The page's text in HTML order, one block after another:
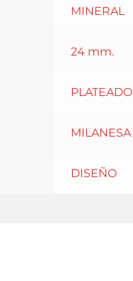
MINERAL
24 mm.
PLATEADO
MILANESA
DISEÑO